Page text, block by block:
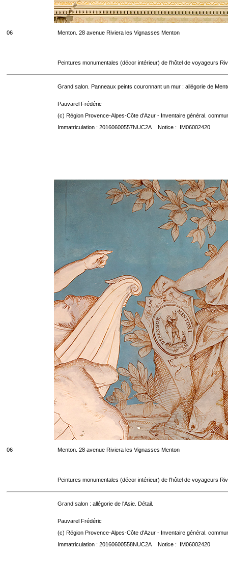
06 Menton. 28 avenue Riviera les Vignasses Menton
Peintures monumentales (décor intérieur) de l'hôtel de voyageurs
Grand salon. Panneaux peints couronnant un mur : allégorie de
Pauvarel Frédéric
(c) Région Provence-Alpes-Côte d'Azur - Inventaire général.
Immatriculation : 20160600557NUC2A Notice : IM06002420
06 Menton. 28 avenue Riviera les Vignasses Menton
Peintures monumentales (décor intérieur) de l'hôtel de voyageurs
Grand salon : allégorie de l'Asie. Détail.
Pauvarel Frédéric
(c) Région Provence-Alpes-Côte d'Azur - Inventaire général.
Immatriculation : 20160600558NUC2A Notice : IM06002420